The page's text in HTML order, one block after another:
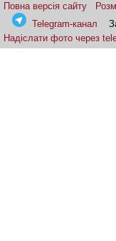
Повна версія сайту
Telegram-канал
Надіслати фото через